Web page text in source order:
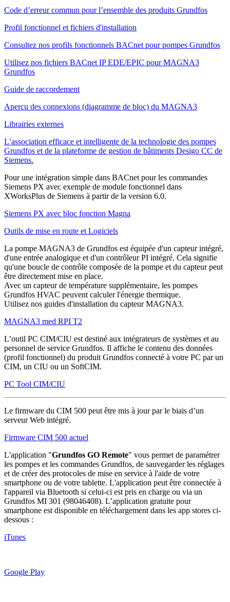
Code d’erreur commun pour l’ensemble des produits Grundfos
Profil fonctionnel et fichiers d'installation
Consultez nos profils fonctionnels BACnet pour pompes Grundfos
Utilisez nos fichiers BACnet IP EDE/EPIC pour MAGNA3
Grundfos
Guide de raccordement
Aperçu des connexions (diagramme de bloc) du MAGNA3
Librairies externes
L’association efficace et intelligente de la technologie des pompes
Grundfos et de la plateforme de gestion de bâtiments Desigo CC de
Siemens.
Pour une intégration simple dans BACnet pour les commandes
Siemens PX avec exemple de module fonctionnel dans
XWorksPlus de Siemens à partir de la version 6.0.
Siemens PX avec bloc fonction Magna
Outils de mise en route et Logiciels
La pompe MAGNA3 de Grundfos est équipée d'un capteur intégré,
d'une entrée analogique et d'un contrôleur PI intégré. Cela signifie
qu'une boucle de contrôle composée de la pompe et du capteur peut
être directement mise en place.
Avec un capteur de température supplémentaire, les pompes
Grundfos HVAC peuvent calculer l'énergie thermique.
Utilisez nos guides d'installation du capteur MAGNA3.
MAGNA3 med RPI T2
L’outil PC CIM/CIU est destiné aux intégrateurs de systèmes et au
personnel de service Grundfos. Il affiche le contenu des données
(profil fonctionnel) du produit Grundfos connecté à votre PC par un
CIM, un CIU ou un SoftCIM.
PC Tool CIM/CIU
Le firmware du CIM 500 peut être mis à jour par le biais d’un
serveur Web intégré.
Firmware CIM 500 actuel
L'application "Grundfos GO Remote" vous permet de paramétrer
les pompes et les commandes Grundfos, de sauvegarder les réglages
et de créer des protocoles de mise en service à l'aide de votre
smartphone ou de votre tablette. L'application peut être connectée à
l'appareil via Bluetooth si celui-ci est pris en charge ou via un
Grundfos MI 301 (98046408). L’application gratuite pour
smartphone est disponible en téléchargement dans les app stores ci-
dessous :
iTunes
Google Play